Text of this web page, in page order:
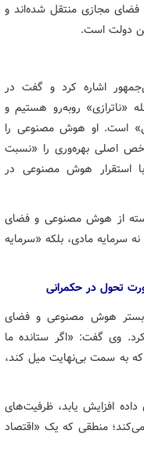
مجازی منتقل شده‌اند و
دولت است.
اشاره کرد و گفت در
«ناترازی» روبه‌رو هستیم و
است. او هوش مصنوعی را
اصلی بهره‌وری را «نسبت
استقرار هوش مصنوعی در
از هوش مصنوعی و فضای
سرمایه مادی، بلکه «سرمایه
تحول در حکمرانی
بستر هوش مصنوعی و فضای
وی گفت: «اگر ستانده ما
به سمت بی‌نهایت میل کند،
افزایش یابد، ظرفیت‌های
منطقی که یک «اقتصاد